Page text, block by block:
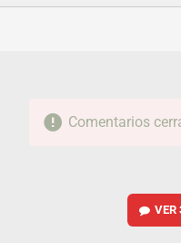
FACEBOOKTWITTERFLIPBOARD
E-
Comentarios
VER